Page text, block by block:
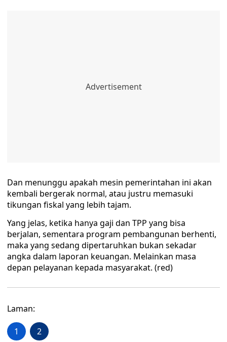
Dan menunggu apakah mesin pemerintahan ini akan
kembali bergerak normal, atau justru memasuki
tikungan fiskal yang lebih tajam.
Yang jelas, ketika hanya gaji dan TPP yang bisa
berjalan, sementara program pembangunan berhenti,
maka yang sedang dipertaruhkan bukan sekadar
angka dalam laporan keuangan. Melainkan masa
depan pelayanan kepada masyarakat. (red)
Laman:
1 2